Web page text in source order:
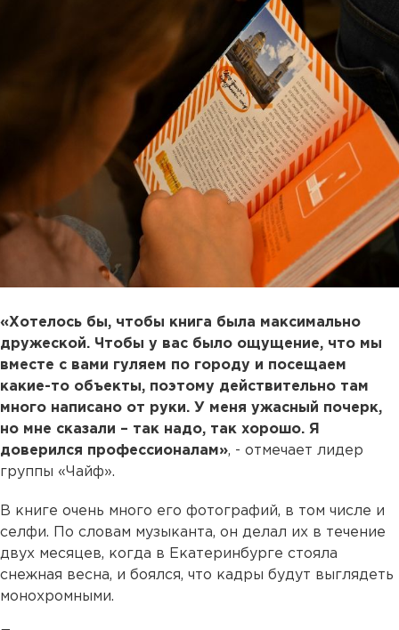
«Хотелось бы, чтобы книга была максимально
дружеской. Чтобы у вас было ощущение, что мы
вместе с вами гуляем по городу и посещаем
какие-то объекты, поэтому действительно там
много написано от руки. У меня ужасный почерк,
но мне сказали – так надо, так хорошо. Я
доверился профессионалам», - отмечает лидер
группы «Чайф».
В книге очень много его фотографий, в том числе и
селфи. По словам музыканта, он делал их в течение
двух месяцев, когда в Екатеринбурге стояла
снежная весна, и боялся, что кадры будут выглядеть
монохромными.